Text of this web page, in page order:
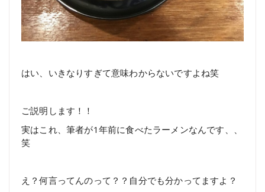
はい、いきなりすぎて意味わからないですよね笑
ご説明します！！
実はこれ、筆者が1年前に食べたラーメンなんです、、
笑
え？何言ってんのって？？自分でも分かってますよ？